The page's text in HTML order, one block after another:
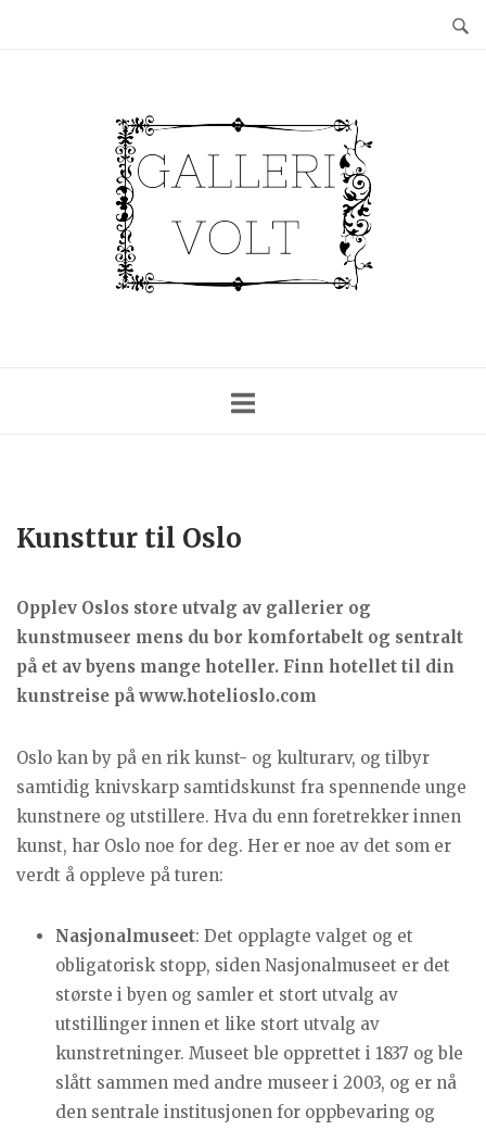
Kunsttur til Oslo
Opplev Oslos store utvalg av gallerier og
kunstmuseer mens du bor komfortabelt og sentralt
på et av byens mange hoteller. Finn hotellet til din
kunstreise på www.hotelioslo.com
Oslo kan by på en rik kunst- og kulturarv, og tilbyr
samtidig knivskarp samtidskunst fra spennende unge
kunstnere og utstillere. Hva du enn foretrekker innen
kunst, har Oslo noe for deg. Her er noe av det som er
verdt å oppleve på turen:
Nasjonalmuseet: Det opplagte valget og et
obligatorisk stopp, siden Nasjonalmuseet er det
største i byen og samler et stort utvalg av
utstillinger innen et like stort utvalg av
kunstretninger. Museet ble opprettet i 1837 og ble
slått sammen med andre museer i 2003, og er nå
den sentrale institusjonen for oppbevaring og